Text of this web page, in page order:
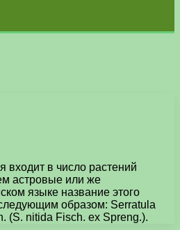
входит в число растений
астровые или же
языке название этого
следующим образом: Serratula
(S. nitida Fisch. ex Spreng.).